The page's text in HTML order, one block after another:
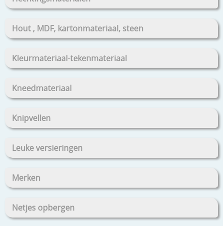
Hout , MDF, kartonmateriaal, steen
Kleurmateriaal-tekenmateriaal
Kneedmateriaal
Knipvellen
Leuke versieringen
Merken
Netjes opbergen